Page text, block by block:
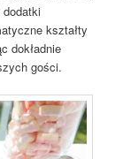
dodatki
kształty
dokładnie
gości.